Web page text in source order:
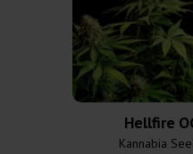
Hellfire
Kannabia